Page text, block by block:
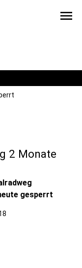
menu
2 Monate
gesperrt